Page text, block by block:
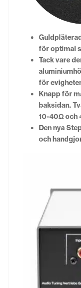
för optimal
Tack vare
för
Knapp för
baksidan.
10-40Ω och
Den nya
och